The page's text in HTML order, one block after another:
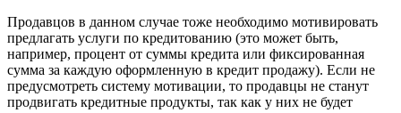
Продавцов в данном случае тоже необходимо мотивировать
предлагать услуги по кредитованию (это может быть,
например, процент от суммы кредита или фиксированная
сумма за каждую оформленную в кредит продажу). Если не
предусмотреть систему мотивации, то продавцы не станут
продвигать кредитные продукты, так как у них не будет